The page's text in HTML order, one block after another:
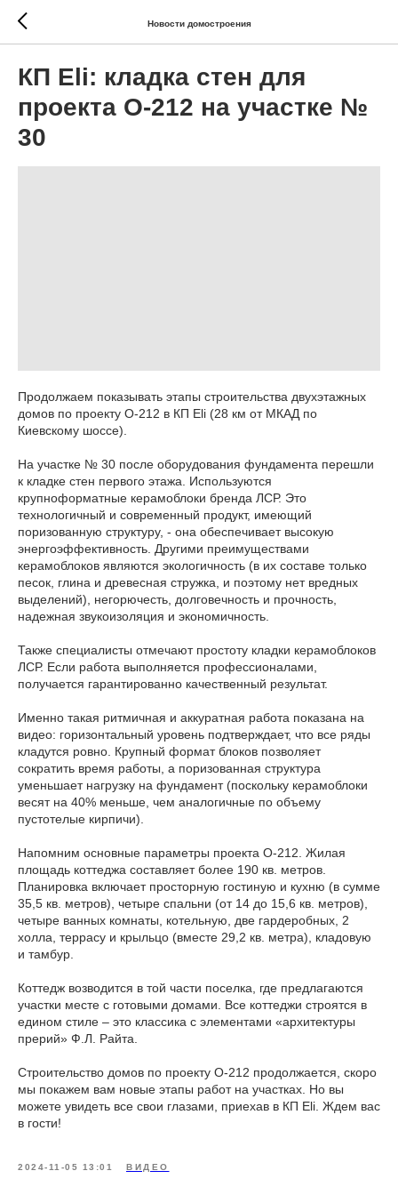
Новости домостроения
КП Eli: кладка стен для
проекта О-212 на участке №
30
Продолжаем показывать этапы строительства двухэтажных
домов по проекту О-212 в КП Eli (28 км от МКАД по
Киевскому шоссе).
На участке № 30 после оборудования фундамента перешли
к кладке стен первого этажа. Используются
крупноформатные керамоблоки бренда ЛСР. Это
технологичный и современный продукт, имеющий
поризованную структуру, - она обеспечивает высокую
энергоэффективность. Другими преимуществами
керамоблоков являются экологичность (в их составе только
песок, глина и древесная стружка, и поэтому нет вредных
выделений), негорючесть, долговечность и прочность,
надежная звукоизоляция и экономичность.
Также специалисты отмечают простоту кладки керамоблоков
ЛСР. Если работа выполняется профессионалами,
получается гарантированно качественный результат.
Именно такая ритмичная и аккуратная работа показана на
видео: горизонтальный уровень подтверждает, что все ряды
кладутся ровно. Крупный формат блоков позволяет
сократить время работы, а поризованная структура
уменьшает нагрузку на фундамент (поскольку керамоблоки
весят на 40% меньше, чем аналогичные по объему
пустотелые кирпичи).
Напомним основные параметры проекта О-212. Жилая
площадь коттеджа составляет более 190 кв. метров.
Планировка включает просторную гостиную и кухню (в сумме
35,5 кв. метров), четыре спальни (от 14 до 15,6 кв. метров),
четыре ванных комнаты, котельную, две гардеробных, 2
холла, террасу и крыльцо (вместе 29,2 кв. метра), кладовую
и тамбур.
Коттедж возводится в той части поселка, где предлагаются
участки месте с готовыми домами. Все коттеджи строятся в
едином стиле – это классика с элементами «архитектуры
прерий» Ф.Л. Райта.
Строительство домов по проекту О-212 продолжается, скоро
мы покажем вам новые этапы работ на участках. Но вы
можете увидеть все свои глазами, приехав в КП Eli. Ждем вас
в гости!
2024-11-05 13:01 ВИДЕО